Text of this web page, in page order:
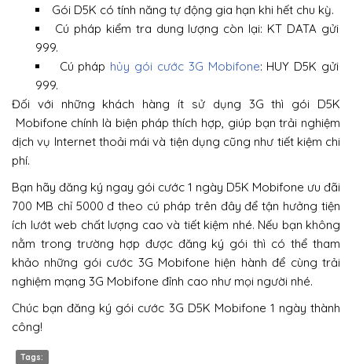
Gói D5K có tính năng tự động gia hạn khi hết chu kỳ.
Cú pháp kiểm tra dung lượng còn lại: KT DATA gửi
999.
Cú pháp hủy gói cước 3G Mobifone: HUY D5K gửi
999.
Đối với những khách hàng ít sử dụng 3G thì gói D5K
Mobifone chính là biện pháp thích hợp, giúp bạn trải nghiệm
dịch vụ Internet thoải mái và tiện dụng cũng như tiết kiệm chi
phí.
Bạn hãy đăng ký ngay gói cước 1 ngày D5K Mobifone ưu đãi
700 MB chỉ 5000 đ theo cú pháp trên đây để tận hưởng tiện
ích lướt web chất lượng cao và tiết kiệm nhé. Nếu bạn không
nằm trong trường hợp được đăng ký gói thì có thể tham
khảo những gói cước 3G Mobifone hiện hành để cùng trải
nghiệm mạng 3G Mobifone đỉnh cao như mọi người nhé.
Chúc bạn đăng ký gói cước 3G D5K Mobifone 1 ngày thành
công!
Tags: